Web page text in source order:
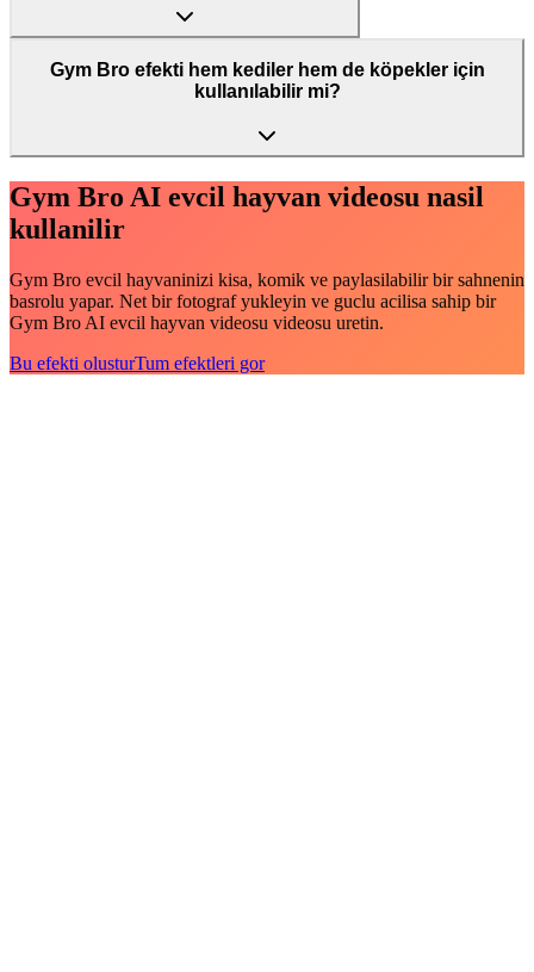
Gym Bro efekti hem kediler hem de köpekler için
kullanılabilir mi?
Gym Bro AI evcil hayvan videosu nasil
kullanilir
Gym Bro evcil hayvaninizi kisa, komik ve paylasilabilir bir sahnenin
basrolu yapar. Net bir fotograf yukleyin ve guclu acilisa sahip bir
Gym Bro AI evcil hayvan videosu videosu uretin.
Bu efekti olusturTum efektleri gor